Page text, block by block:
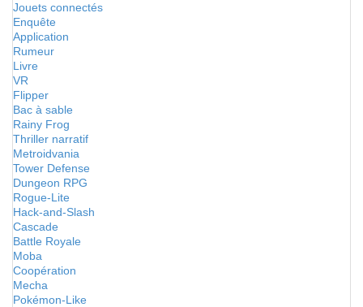
Jouets connectés
Enquête
Application
Rumeur
Livre
VR
Flipper
Bac à sable
Rainy Frog
Thriller narratif
Metroidvania
Tower Defense
Dungeon RPG
Rogue-Lite
Hack-and-Slash
Cascade
Battle Royale
Moba
Coopération
Mecha
Pokémon-Like